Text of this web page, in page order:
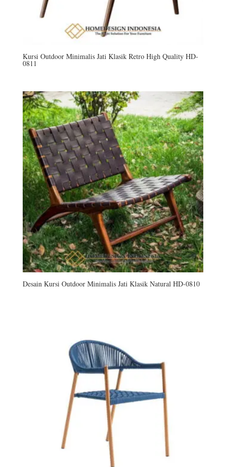
Kursi Outdoor Minimalis Jati Klasik Retro High Quality HD-
0811
Desain Kursi Outdoor Minimalis Jati Klasik Natural HD-0810